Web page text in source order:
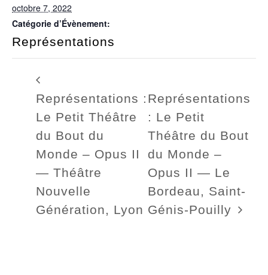
octobre 7, 2022
Catégorie d’Évènement:
Représentations
Représentations :
Le Petit Théâtre
du Bout du
Monde – Opus II
— Théâtre
Nouvelle
Génération, Lyon
Représentations
: Le Petit
Théâtre du Bout
du Monde –
Opus II — Le
Bordeau, Saint-
Génis-Pouilly